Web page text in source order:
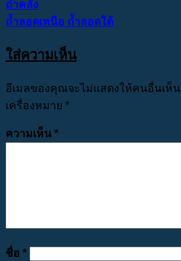
ถ้ำคลัง
ถ้ำลอดเหนือ ถ้ำลอดใต้
ใส่ความเห็น
อีเมลของคุณจะไม่แสดงให้คนอื่นเห็น
เครื่องหมาย *
ความเห็น *
ชื่อ *